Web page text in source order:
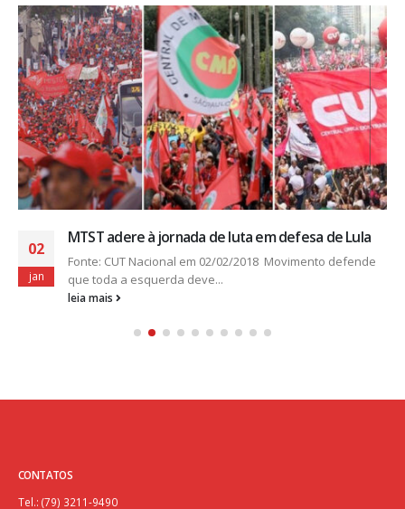
02
jan
MTST adere à jornada de luta em defesa de Lula
Fonte: CUT Nacional em 02/02/2018 Movimento defende
que toda a esquerda deve...
leia mais
CONTATOS
Tel.: (79) 3211-9490